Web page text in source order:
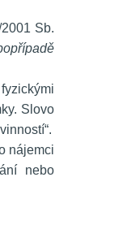
Sb.
Slovo
nájemci
nebo